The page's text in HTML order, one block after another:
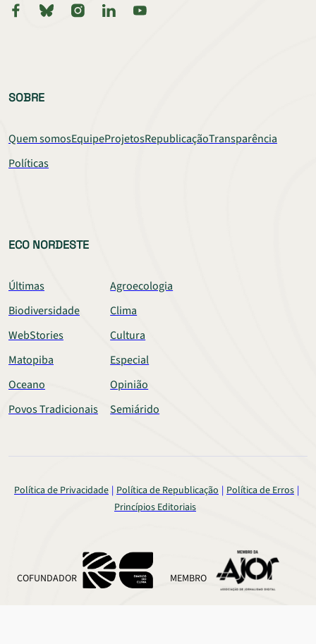
SOBRE
Quem somosEquipeProjetosRepublicaçãoTransparência
Políticas
ECO NORDESTE
Últimas
Agroecologia
Biodiversidade
Clima
WebStories
Cultura
Matopiba
Especial
Oceano
Opinião
Povos Tradicionais
Semiárido
Política de Privacidade Política de Republicação
Política de Erros
Princípios Editoriais
COFUNDADOR MEMBRO